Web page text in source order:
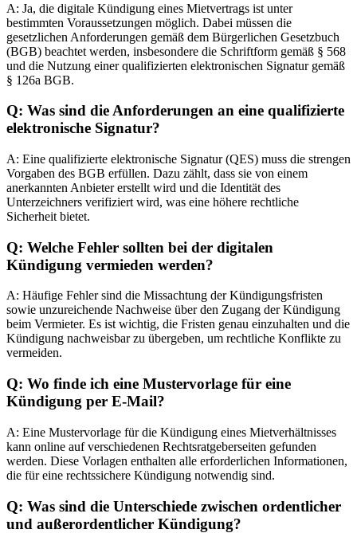
A: Ja, die digitale Kündigung eines Mietvertrags ist unter
bestimmten Voraussetzungen möglich. Dabei müssen die
gesetzlichen Anforderungen gemäß dem Bürgerlichen Gesetzbuch
(BGB) beachtet werden, insbesondere die Schriftform gemäß § 568
und die Nutzung einer qualifizierten elektronischen Signatur gemäß
§ 126a BGB.
Q: Was sind die Anforderungen an eine qualifizierte
elektronische Signatur?
A: Eine qualifizierte elektronische Signatur (QES) muss die strengen
Vorgaben des BGB erfüllen. Dazu zählt, dass sie von einem
anerkannten Anbieter erstellt wird und die Identität des
Unterzeichners verifiziert wird, was eine höhere rechtliche
Sicherheit bietet.
Q: Welche Fehler sollten bei der digitalen
Kündigung vermieden werden?
A: Häufige Fehler sind die Missachtung der Kündigungsfristen
sowie unzureichende Nachweise über den Zugang der Kündigung
beim Vermieter. Es ist wichtig, die Fristen genau einzuhalten und die
Kündigung nachweisbar zu übergeben, um rechtliche Konflikte zu
vermeiden.
Q: Wo finde ich eine Mustervorlage für eine
Kündigung per E-Mail?
A: Eine Mustervorlage für die Kündigung eines Mietverhältnisses
kann online auf verschiedenen Rechtsratgeberseiten gefunden
werden. Diese Vorlagen enthalten alle erforderlichen Informationen,
die für eine rechtssichere Kündigung notwendig sind.
Q: Was sind die Unterschiede zwischen ordentlicher
und außerordentlicher Kündigung?